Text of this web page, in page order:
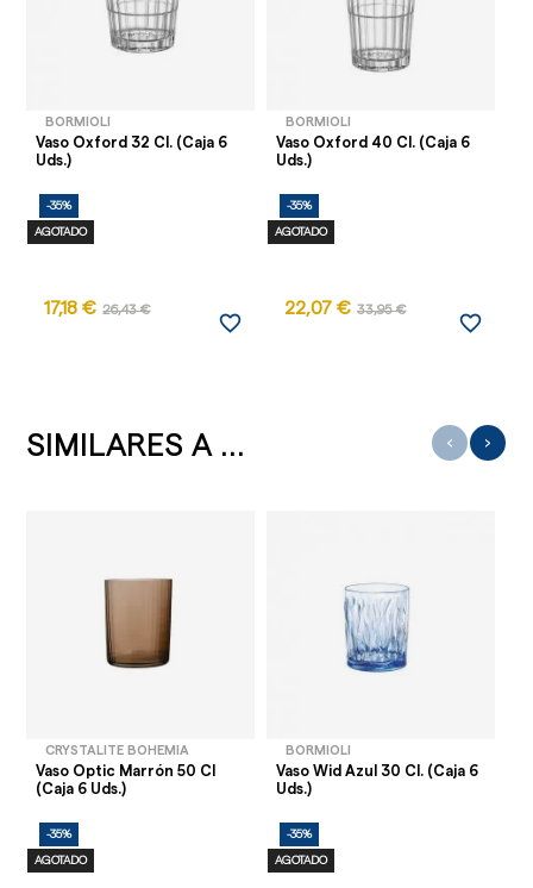
BORMIOLI
Vaso Oxford 32 Cl. (Caja 6
Uds.)
-35%
AGOTADO
17,18 € 26,43 €
favorite_border
BORMIOLI
Vaso Oxford 40 Cl. (Caja 6
Uds.)
-35%
AGOTADO
22,07 € 33,95 €
favorite_border
SIMILARES A ...
CRYSTALITE BOHEMIA
Vaso Optic Marrón 50 Cl
(Caja 6 Uds.)
-35%
AGOTADO
BORMIOLI
Vaso Wid Azul 30 Cl. (Caja 6
Uds.)
-35%
AGOTADO
‹ ›